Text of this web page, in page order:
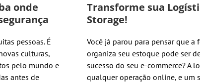
onde
pessoas. É
culturas,
pelo mundo e
antes de
Transforme sua
Storage!
Você já parou para pensar que a
organiza seu estoque pode ser
sucesso do seu e-commerce? A
qualquer operação online, e um